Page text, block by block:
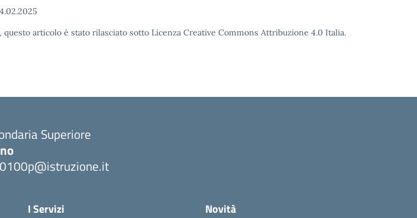
articolo è stato rilasciato sotto Licenza Creative Commons Attribuzione 4.0 Italia.
Superiore
I Servizi Novità